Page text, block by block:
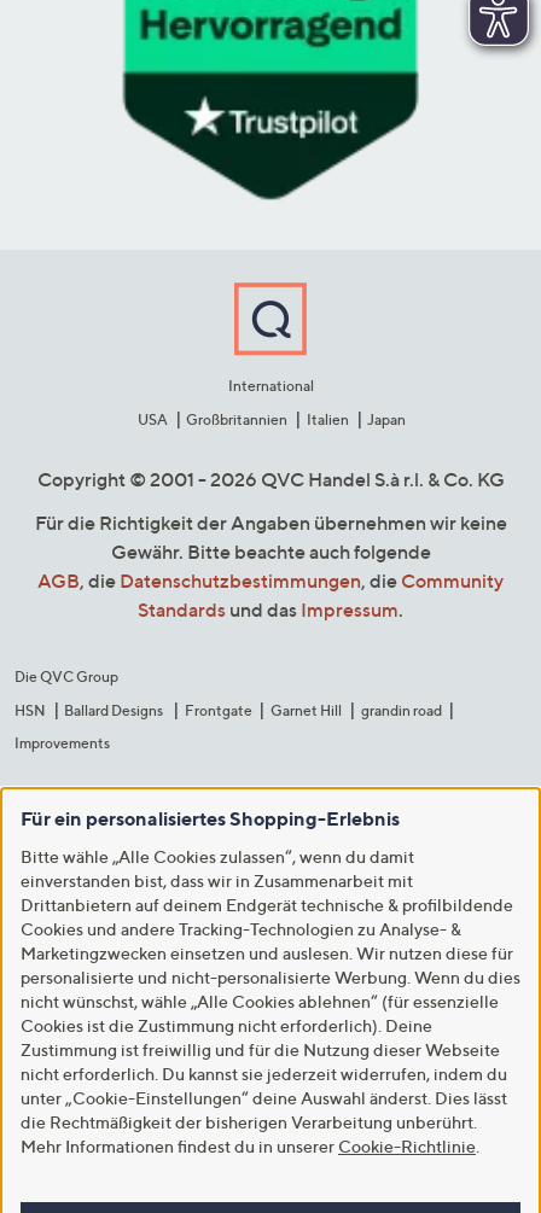
International
USA
Großbritannien Italien Japan
Copyright © 2001 - 2026 QVC Handel S.à r.l. & Co. KG
Für die Richtigkeit der Angaben übernehmen wir keine
Gewähr. Bitte beachte auch folgende
AGB, die Datenschutzbestimmungen, die Community
Standards und das Impressum.
Die QVC Group
HSN
Ballard Designs Frontgate Garnet Hill
grandin road
Improvements
Für ein personalisiertes Shopping-Erlebnis
Bitte wähle „Alle Cookies zulassen“, wenn du damit
einverstanden bist, dass wir in Zusammenarbeit mit
Drittanbietern auf deinem Endgerät technische & profilbildende
Cookies und andere Tracking-Technologien zu Analyse- &
Marketingzwecken einsetzen und auslesen. Wir nutzen diese für
personalisierte und nicht-personalisierte Werbung. Wenn du dies
nicht wünschst, wähle „Alle Cookies ablehnen“ (für essenzielle
Cookies ist die Zustimmung nicht erforderlich). Deine
Zustimmung ist freiwillig und für die Nutzung dieser Webseite
nicht erforderlich. Du kannst sie jederzeit widerrufen, indem du
unter „Cookie-Einstellungen“ deine Auswahl änderst. Dies lässt
die Rechtmäßigkeit der bisherigen Verarbeitung unberührt.
Mehr Informationen findest du in unserer Cookie-Richtlinie